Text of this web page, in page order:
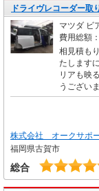
ドライヴレコーダー
マツダ ビ
費用総額：
相見積も
たします
リアも映
うございま
株式会社 オークサポ
福岡県古賀市
総合